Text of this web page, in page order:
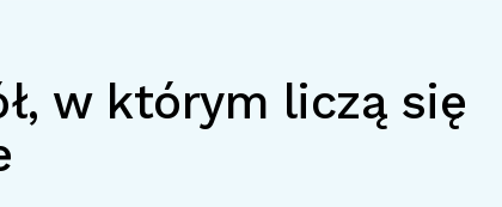
w którym liczą się